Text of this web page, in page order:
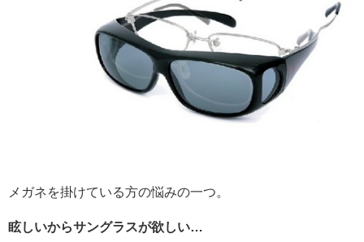
メガネを掛けている方の悩みの一つ。
眩しいからサングラスが欲しい…